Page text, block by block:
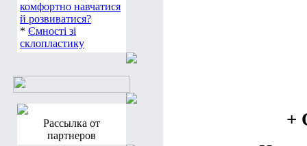
комфортно навчатися
й розвиватися?
* Ємності зі
склопластику
Рассылка от
партнеров
+